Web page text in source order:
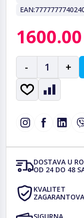
EAN:
- 1 +
DOSTAVA U
OD 24 DO 48
KVALITET
SIGURNA